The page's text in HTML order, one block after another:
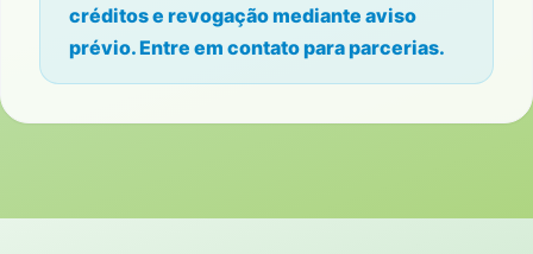
créditos e revogação mediante aviso
prévio. Entre em contato para parcerias.